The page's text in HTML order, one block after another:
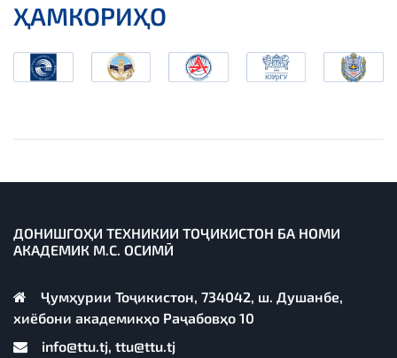
ҲАМКОРИҲО
ДОНИШГОҲИ ТЕХНИКИИ ТОҶИКИСТОН БА НОМИ
АКАДЕМИК М.С. ОСИМӢ
Ҷумҳурии Тоҷикистон, 734042, ш. Душанбе,
хиёбони академикҳо Раҷабовҳо 10
info@ttu.tj, ttu@ttu.tj